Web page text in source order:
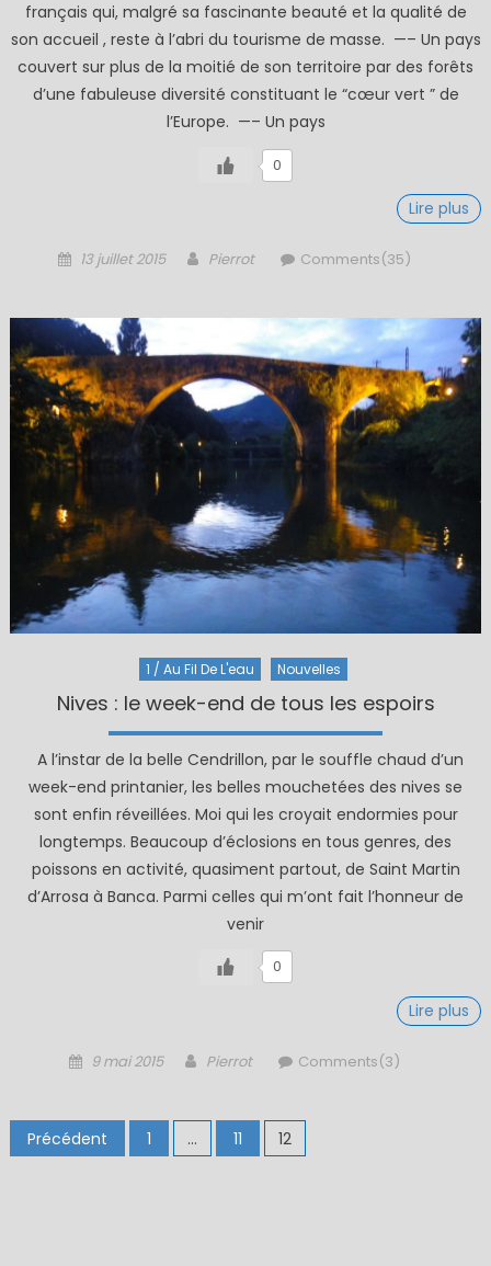
français qui, malgré sa fascinante beauté et la qualité de
son accueil , reste à l’abri du tourisme de masse. —– Un pays
couvert sur plus de la moitié de son territoire par des forêts
d’une fabuleuse diversité constituant le “cœur vert ” de
l’Europe. —– Un pays
0
Lire plus
Posted
13 juillet 2015 Author
Pierrot Comments(35)
1 / Au Fil De L'eau Nouvelles
Nives : le week-end de tous les espoirs
A l’instar de la belle Cendrillon, par le souffle chaud d’un
week-end printanier, les belles mouchetées des nives se
sont enfin réveillées. Moi qui les croyait endormies pour
longtemps. Beaucoup d’éclosions en tous genres, des
poissons en activité, quasiment partout, de Saint Martin
d’Arrosa à Banca. Parmi celles qui m’ont fait l’honneur de
venir
0
Lire plus
Posted
9 mai 2015 Author
Pierrot Comments(3)
Pagination
des
Précédent 1 … 11 12